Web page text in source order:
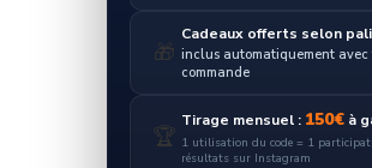
🎁
Cadeaux offerts selon
inclus automatiquement avec
commande
🏆
Tirage mensuel : 150€ à
1 utilisation du code = 1
résultats sur Instagram